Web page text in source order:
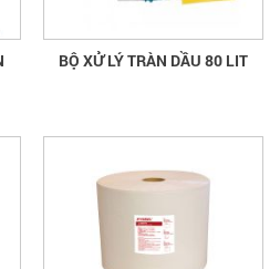
BỘ XỬ LÝ TRÀN DẦU 80 LIT